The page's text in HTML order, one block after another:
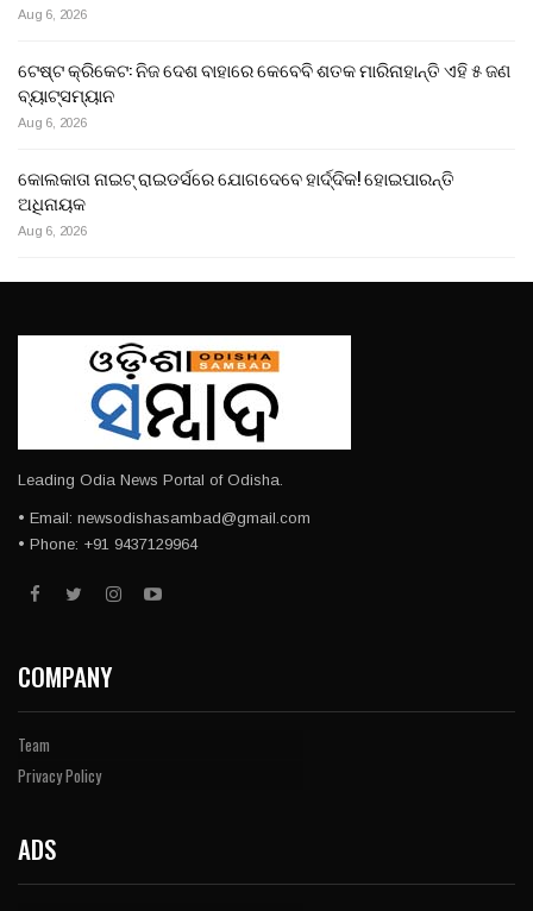
Aug 6, 2026
ଟେଷ୍ଟ କ୍ରିକେଟ: ନିଜ ଦେଶ ବାହାରେ କେବେବି ଶତକ ମାରିନାହାନ୍ତି ଏହି ୫ ଜଣ
ବ୍ୟାଟ୍ସମ୍ୟାନ
Aug 6, 2026
କୋଲକାତା ନାଇଟ୍ ରାଇଡର୍ସରେ ଯୋଗଦେବେ ହାର୍ଦ୍ଦିକ! ହୋଇପାରନ୍ତି
ଅଧିନାୟକ
Aug 6, 2026
Leading Odia News Portal of Odisha.
• Email: newsodishasambad@gmail.com
• Phone: +91 9437129964
COMPANY
Team
Privacy Policy
ADS